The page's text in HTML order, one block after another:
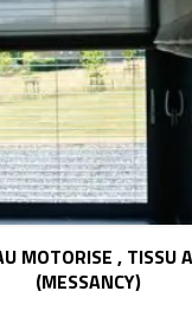
MOTORISE , TISSU
(MESSANCY)